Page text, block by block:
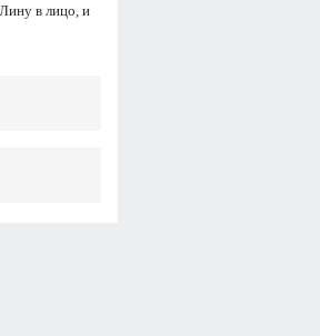
в лицо, и